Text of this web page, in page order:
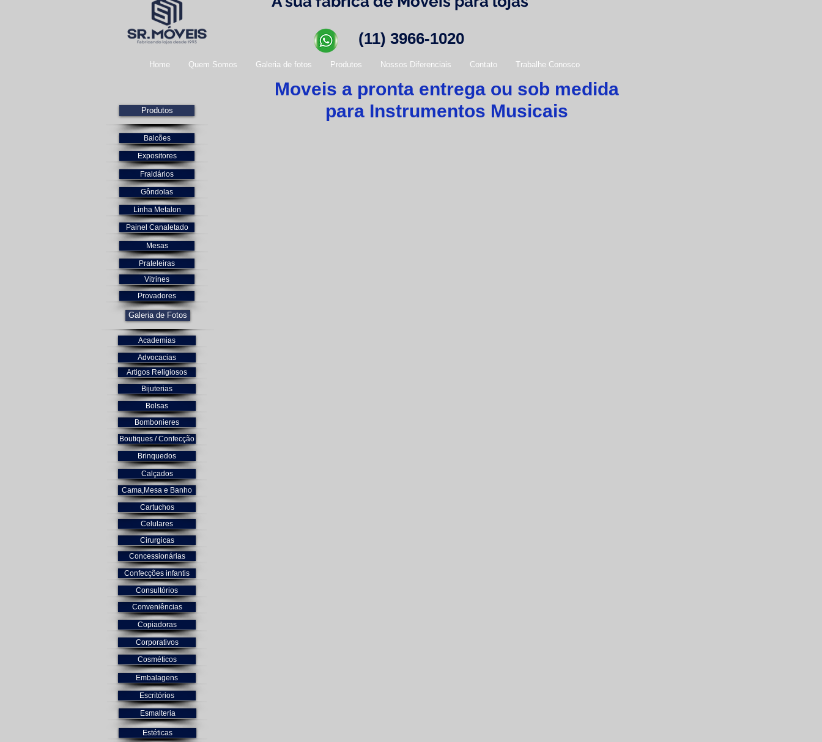
(11) 3966-1020
Home Quem Somos Galeria de fotos Produtos Nossos Diferenciais Contato Trabalhe Conosco
Moveis a pronta entrega ou sob medida
para Instrumentos Musicais
Boutiques / Confecção
Bombonieres
Bolsas
Bijuterias
Artigos Religiosos
Advocacias
Academias
Galeria de Fotos
Provadores
Vitrines
Prateleiras
Mesas
Painel Canaletado
Linha Metalon
Gôndolas
Fraldários
Expositores
Balcões
Produtos
Confecções infantis
Brinquedos
Conveniências
Consultórios
Concessionárias
Cirurgicas
Celulares
Cartuchos
Cama,Mesa e Banho
Calçados
Copiadoras
Estéticas
Esmalteria
Escritórios
Embalagens
Cosméticos
Corporativos